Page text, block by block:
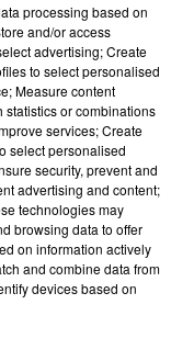
processing based on
and/or access
advertising; Create
to select personalised
Measure content
or combinations
services; Create
select personalised
security, prevent and
advertising and content;
technologies may
browsing data to offer
on information actively
and combine data from
devices based on